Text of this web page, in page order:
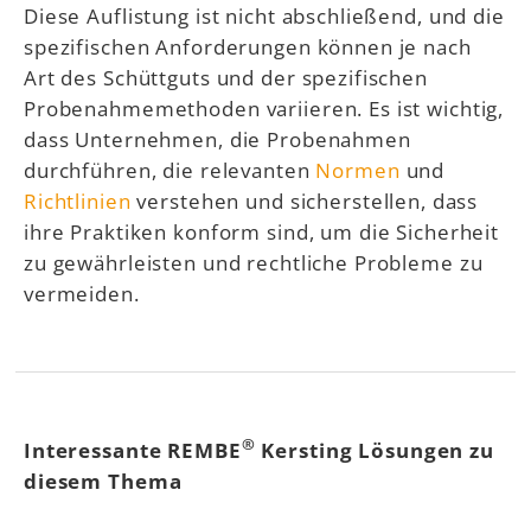
Diese Auflistung ist nicht abschließend, und die
spezifischen Anforderungen können je nach
Art des Schüttguts und der spezifischen
Probenahmemethoden variieren. Es ist wichtig,
dass Unternehmen, die Probenahmen
durchführen, die relevanten Normen und
Richtlinienverstehen und sicherstellen, dass
ihre Praktiken konform sind, um die Sicherheit
zu gewährleisten und rechtliche Probleme zu
vermeiden.
Interessante REMBE® Kersting Lösungen zu
diesem Thema